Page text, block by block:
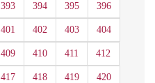
393 394 395 396
401 402 403 404
409 410 411 412
417 418 419 420